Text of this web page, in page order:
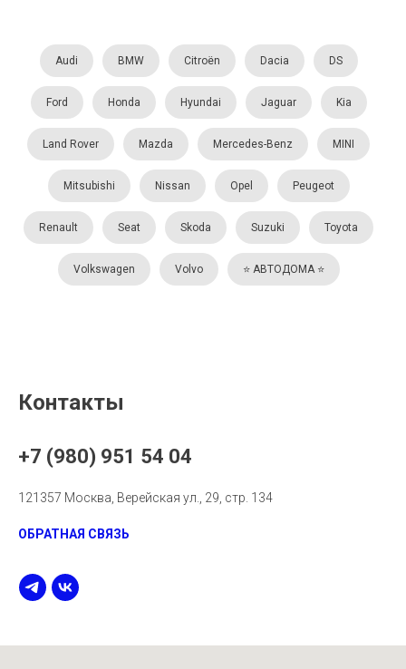
Audi BMW Citroën Dacia DS
Ford Honda Hyundai Jaguar Kia
Land Rover Mazda Mercedes-Benz MINI
Mitsubishi Nissan Opel Peugeot
Renault Seat Skoda Suzuki Toyota
Volkswagen Volvo ⭐️ АВТОДОМА ⭐️
Контакты
+7 (980) 951 54 04
121357 Москва, Верейская ул., 29, стр. 134
ОБРАТНАЯ СВЯЗЬ